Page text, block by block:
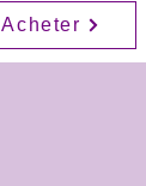
Acheter